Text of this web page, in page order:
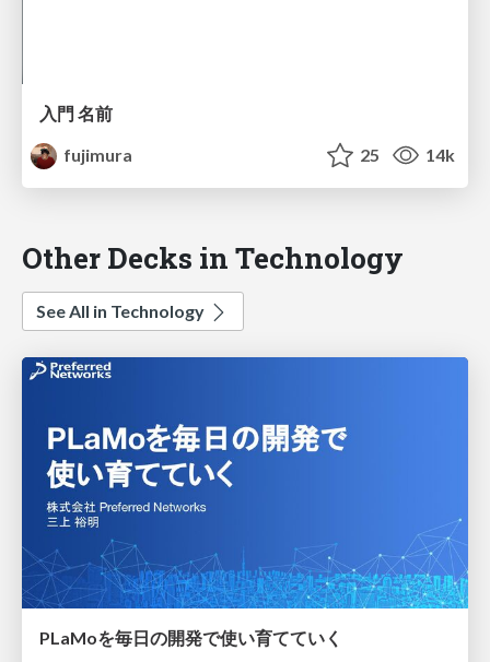
入門 名前
fujimura
25 14k
Other Decks in Technology
See All in Technology
PLaMoを毎日の開発で使い育てていく